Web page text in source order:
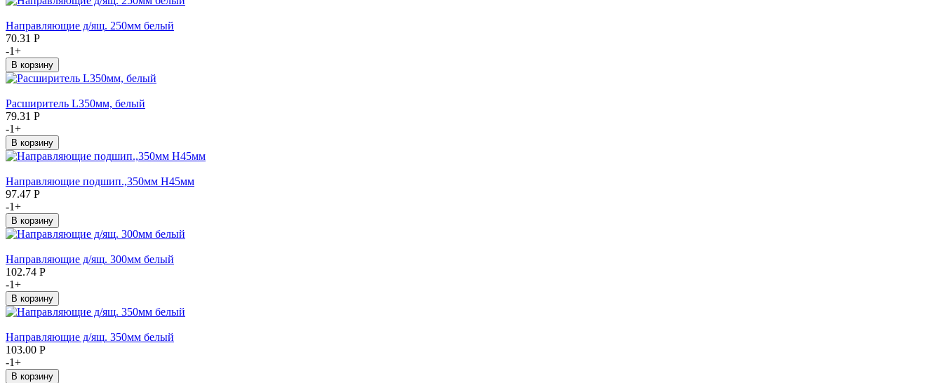
Направляющие д/ящ. 250мм белый
70.31 Р
-1+
Расширитель L350мм, белый
79.31 Р
-1+
Направляющие подшип.,350мм Н45мм
97.47 Р
-1+
Направляющие д/ящ. 300мм белый
102.74 Р
-1+
Направляющие д/ящ. 350мм белый
103.00 Р
-1+